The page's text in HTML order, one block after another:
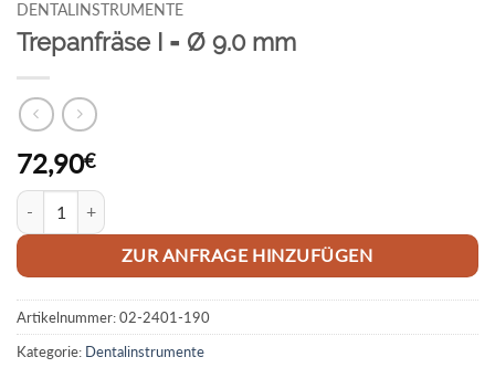
DENTALINSTRUMENTE
Trepanfräse I = Ø 9.0 mm
72,90€
Trepanfräse I = Ø 9.0 mm Menge
ZUR ANFRAGE HINZUFÜGEN
Artikelnummer:02-2401-190
Kategorie: Dentalinstrumente